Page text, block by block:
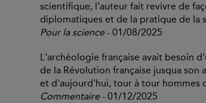
scientifique, l'auteur fait revivre de
diplomatiques et de la pratique de la
Pour la science- 01/08/2025
L'archéologie française avait besoin
de la Révolution française jusqua
et d'aujourd'hui, tour à tour hommes
Commentaire- 01/12/2025